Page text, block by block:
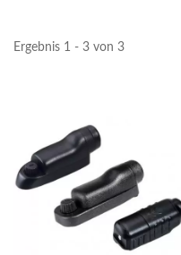
Ergebnis 1 - 3 von 3